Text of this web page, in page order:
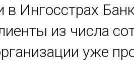
в Ингосстрах
из числа
уже